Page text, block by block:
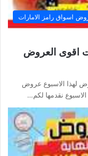
اسواق رامز الامارات
اقوى العروض
لهذا الاسبوع عروض
نقدمها لكم…